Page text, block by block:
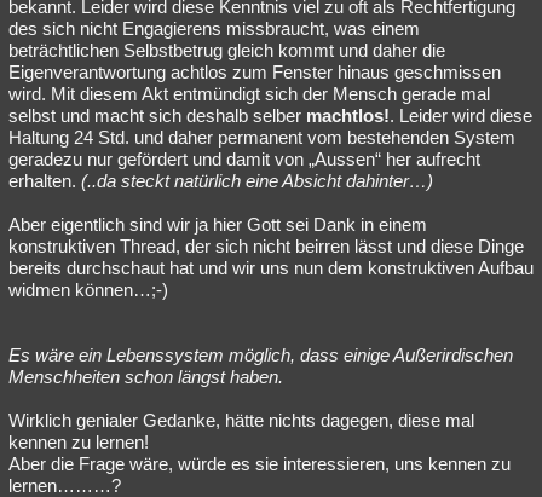
bekannt. Leider wird diese Kenntnis viel zu oft als Rechtfertigung
des sich nicht Engagierens missbraucht, was einem
beträchtlichen Selbstbetrug gleich kommt und daher die
Eigenverantwortung achtlos zum Fenster hinaus geschmissen
wird. Mit diesem Akt entmündigt sich der Mensch gerade mal
selbst und macht sich deshalb selber machtlos!. Leider wird diese
Haltung 24 Std. und daher permanent vom bestehenden System
geradezu nur gefördert und damit von „Aussen“ her aufrecht
erhalten. (..da steckt natürlich eine Absicht dahinter…)
Aber eigentlich sind wir ja hier Gott sei Dank in einem
konstruktiven Thread, der sich nicht beirren lässt und diese Dinge
bereits durchschaut hat und wir uns nun dem konstruktiven Aufbau
widmen können…;-)
Es wäre ein Lebenssystem möglich, dass einige Außerirdischen
Menschheiten schon längst haben.
Wirklich genialer Gedanke, hätte nichts dagegen, diese mal
kennen zu lernen!
Aber die Frage wäre, würde es sie interessieren, uns kennen zu
lernen………?